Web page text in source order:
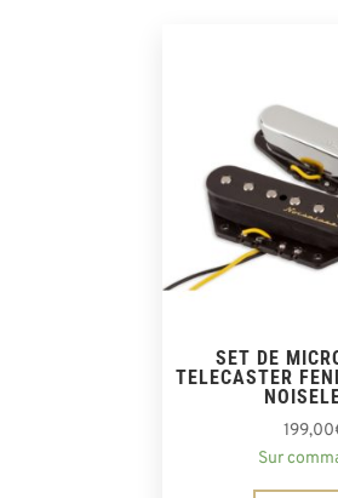
SET DE
TELECASTER
199,00
Sur